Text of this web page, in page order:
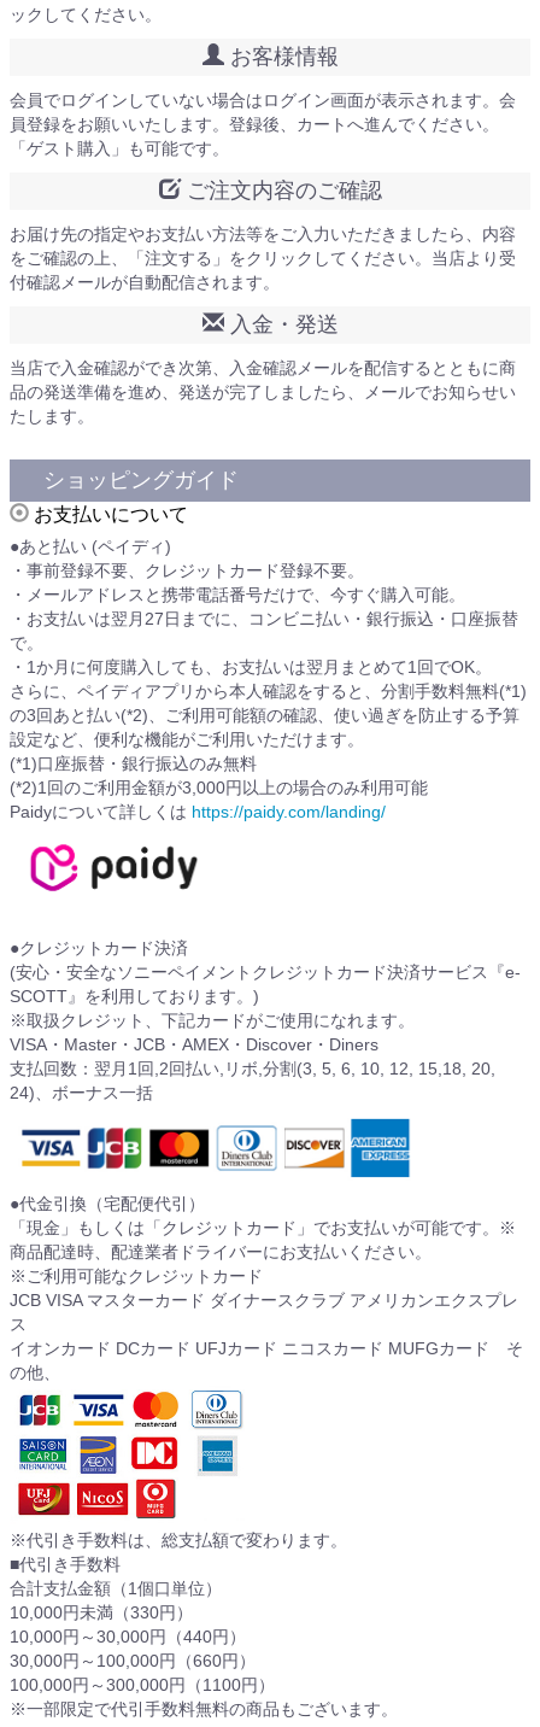
ックしてください。
お客様情報
会員でログインしていない場合はログイン画面が表示されます。会
員登録をお願いいたします。登録後、カートへ進んでください。
「ゲスト購入」も可能です。
ご注文内容のご確認
お届け先の指定やお支払い方法等をご入力いただきましたら、内容
をご確認の上、「注文する」をクリックしてください。当店より受
付確認メールが自動配信されます。
入金・発送
当店で入金確認ができ次第、入金確認メールを配信するとともに商
品の発送準備を進め、発送が完了しましたら、メールでお知らせい
たします。
ショッピングガイド
お支払いについて
●あと払い (ペイディ)
・事前登録不要、クレジットカード登録不要。
・メールアドレスと携帯電話番号だけで、今すぐ購入可能。
・お支払いは翌月27日までに、コンビニ払い・銀行振込・口座振替
で。
・1か月に何度購入しても、お支払いは翌月まとめて1回でOK。
さらに、ペイディアプリから本人確認をすると、分割手数料無料(*1)
の3回あと払い(*2)、ご利用可能額の確認、使い過ぎを防止する予算
設定など、便利な機能がご利用いただけます。
(*1)口座振替・銀行振込のみ無料
(*2)1回のご利用金額が3,000円以上の場合のみ利用可能
Paidyについて詳しくは https://paidy.com/landing/
●クレジットカード決済
(安心・安全なソニーペイメントクレジットカード決済サービス『e-
SCOTT』を利用しております。)
※取扱クレジット、下記カードがご使用になれます。
VISA・Master・JCB・AMEX・Discover・Diners
支払回数：翌月1回,2回払い,リボ,分割(3, 5, 6, 10, 12, 15,18, 20,
24)、ボーナス一括
●代金引換（宅配便代引）
「現金」もしくは「クレジットカード」でお支払いが可能です。※
商品配達時、配達業者ドライバーにお支払いください。
※ご利用可能なクレジットカード
JCB VISA マスターカード ダイナースクラブ アメリカンエクスプレ
ス
イオンカード DCカード UFJカード ニコスカード MUFGカード そ
の他、
※代引き手数料は、総支払額で変わります。
■代引き手数料
合計支払金額（1個口単位）
10,000円未満（330円）
10,000円～30,000円（440円）
30,000円～100,000円（660円）
100,000円～300,000円（1100円）
※一部限定で代引手数料無料の商品もございます。